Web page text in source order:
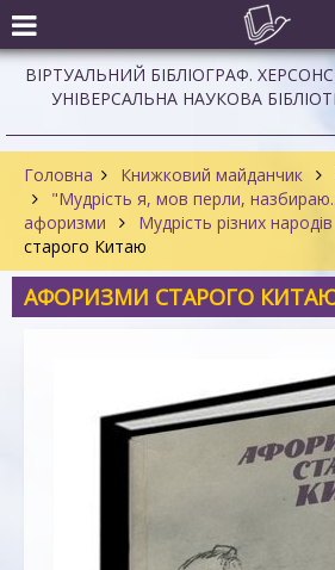
ВІРТУАЛЬНИЙ БІБЛІОГРАФ.
УНІВЕРСАЛЬНА НАУКОВА
Головна Книжковий майданчик
"Мудрість я, мов перли,
афоризми
Мудрість різних народів
старого Китаю
АФОРИЗМИ СТАРОГО